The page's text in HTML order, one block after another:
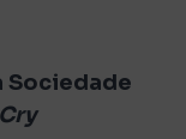
Sociedade